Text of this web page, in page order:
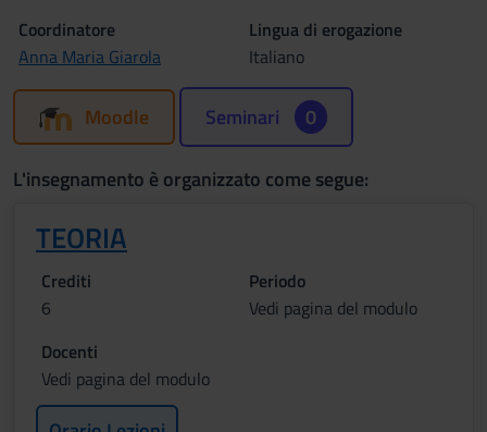
Coordinatore
Anna Maria Giarola
Lingua di erogazione
Italiano
Moodle Seminari 0
L'insegnamento è organizzato come segue:
TEORIA
Crediti
6
Periodo
Vedi pagina del modulo
Docenti
Vedi pagina del modulo